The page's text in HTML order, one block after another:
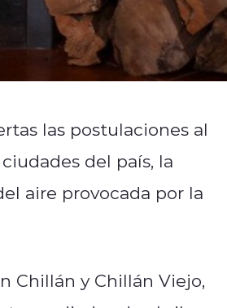
las postulaciones al
del país, la
aire provocada por la
Chillán y Chillán Viejo,